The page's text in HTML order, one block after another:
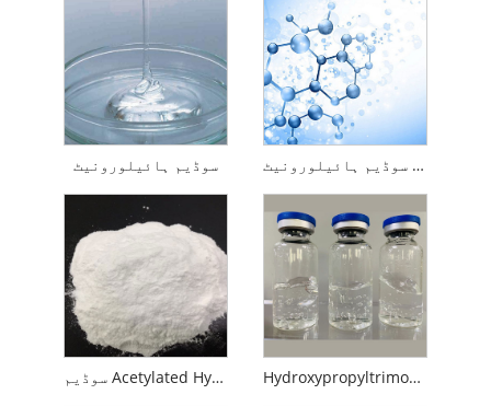
سوڈیم ہائیلورونیٹ ہائیڈرولائزڈ سوڈیم ہائیلورونیٹ
سوڈیم Acetylated Hyaluronate Hydroxypropyltrimonium Hyaluronate